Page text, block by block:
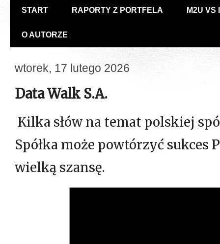
START RAPORTY Z PORTFELA M2U VS
O AUTORZE
wtorek, 17 lutego 2026
Data Walk S.A.
Kilka słów na temat polskiej
Spółka może powtórzyć sukces
wielką szansę.